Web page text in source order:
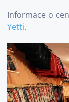
Informace o
Yetti.